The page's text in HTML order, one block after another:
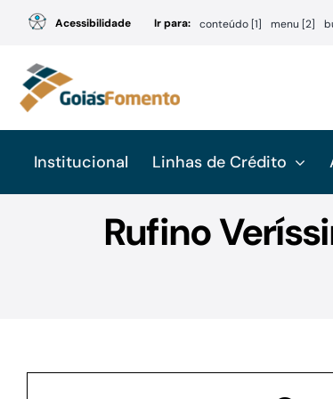
conteúdo
Acessibilidade Ir para: conteúdo [1] menu [2]
Institucional Linhas de Crédito
Rufino